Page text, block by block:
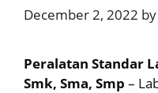
December 2, 2022 by
Peralatan Standar
Smk, Sma, Smp –